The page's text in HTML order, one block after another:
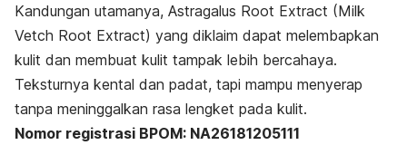
Kandungan utamanya, Astragalus Root Extract (Milk
Vetch Root Extract) yang diklaim dapat melembapkan
kulit dan membuat kulit tampak lebih bercahaya.
Teksturnya kental dan padat, tapi mampu menyerap
tanpa meninggalkan rasa lengket pada kulit.
Nomor registrasi BPOM: NA26181205111